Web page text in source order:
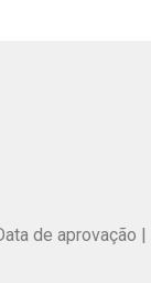
de aprovação